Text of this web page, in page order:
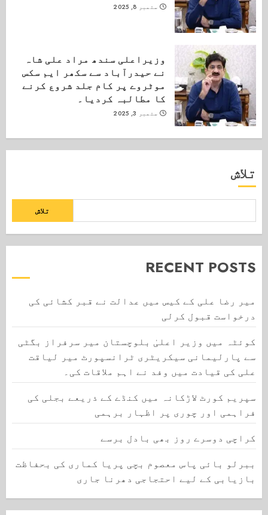
ستمبر 8, 2025
وزیراعلی سندھ مراد علی شاہ
نے حیدرآباد سے سکھر ایم سکس
موٹروے پر کام جلد شروع کرنے
کا مطالبہ کردیا۔
ستمبر 3, 2025
تلاش
تلاش
RECENT POSTS
میر رضا علی کے کیس میں عدالت نے قبر کشائی کی
درخواست قبول کرلی
کوئٹہ میں وزیر اعلیٰ بلوچستان میر سرفراز بگٹی
سے پارلیمانی سیکریٹری ٹرانسپورٹ میر لیاقت
علی کی قیادت میں وفد نے اہم ملاقات کی۔
سپریم کورٹ لاڑکانہ میں کنڈے کے ذریعے بجلی کی
فراہمی اور چوری پر اظہار برہمی
کراچی دوسرے روز بھی بادل برسے
ببرلو بائی پاس معصوم بچی پریا کماری کی بحفاظت
بازیابی کے لیے احتجاجی دھرنا جاری